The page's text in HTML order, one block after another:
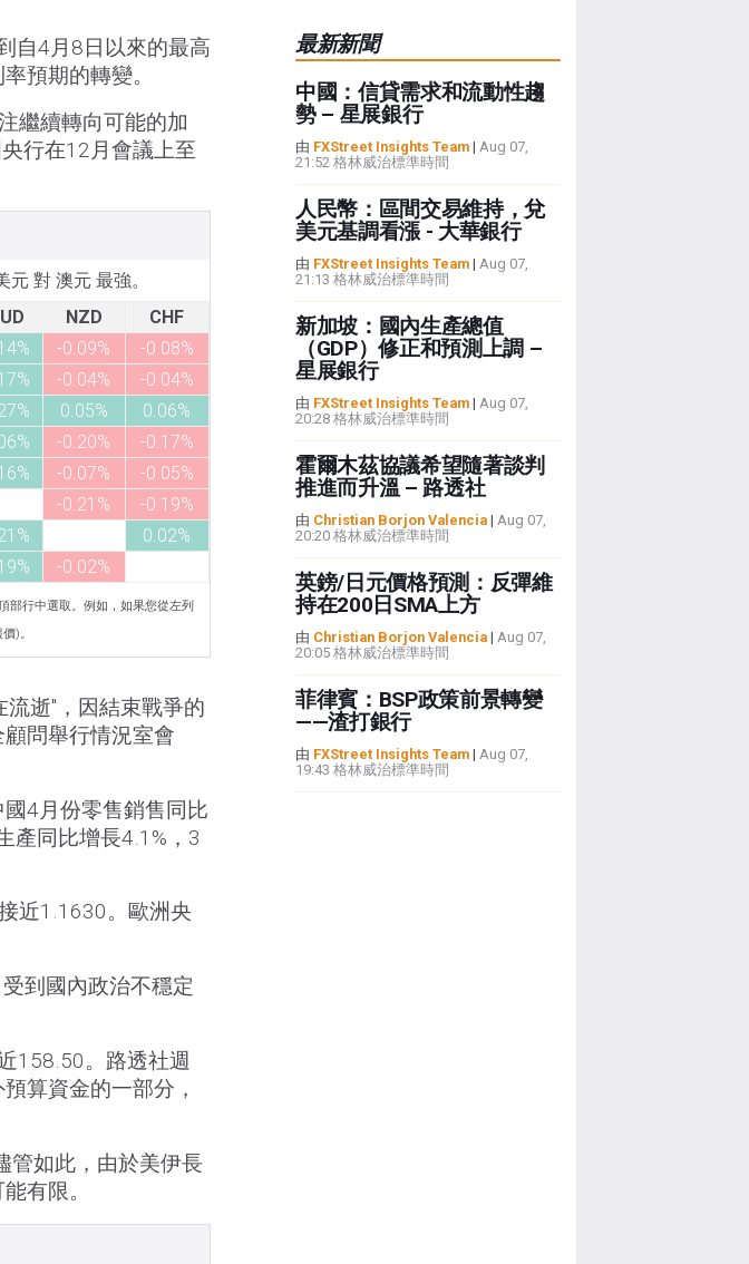
自4月8日以來的最高
預期的轉變。
繼續轉向可能的加
行在12月會議上至
對 澳元 最強。
NZD
CHF
-0.09%
-0.08%
-0.04%
-0.04%
0.05%
0.06%
-0.20%
-0.17%
-0.07%
-0.05%
-0.21%
-0.19%
0.02%
-0.02%
部行中選取。例如，如果您從左列
)。
流逝"，因結束戰爭的
問舉行情況室會
4月份零售銷售同比
產同比增長4.1%，3
近1.1630。歐洲央
到國內政治不穩定
158.50。路透社週
算資金的一部分，
管如此，由於美伊長
有限。
最新新聞
中國：信貸需求和流動性趨
勢 – 星展銀行
由 FXStreet Insights Team| Aug 07,
21:52 格林威治標準時間
人民幣：區間交易維持，兌
美元基調看漲 - 大華銀行
由 FXStreet Insights Team| Aug 07,
21:13 格林威治標準時間
新加坡：國內生產總值
（GDP）修正和預測上調 –
星展銀行
由 FXStreet Insights Team| Aug 07,
20:28 格林威治標準時間
霍爾木茲協議希望隨著談判
推進而升溫 – 路透社
由 Christian Borjon Valencia| Aug 07,
20:20 格林威治標準時間
英鎊/日元價格預測：反彈維
持在200日SMA上方
由 Christian Borjon Valencia| Aug 07,
20:05 格林威治標準時間
菲律賓：BSP政策前景轉變
——渣打銀行
由 FXStreet Insights Team| Aug 07,
19:43 格林威治標準時間